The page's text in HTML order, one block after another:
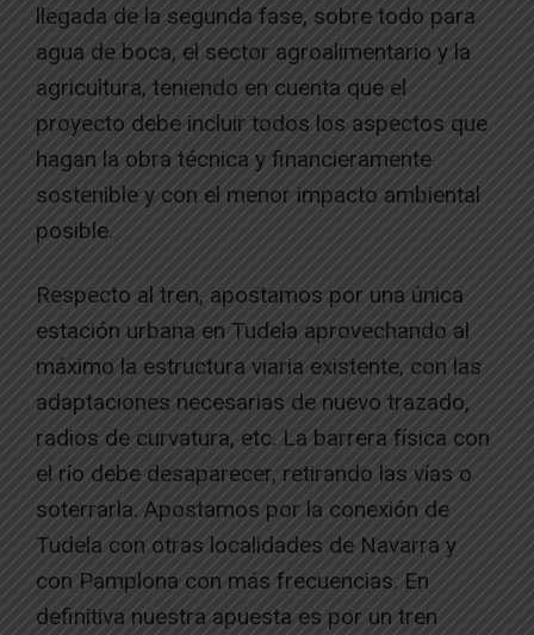
llegada de la segunda fase, sobre todo para
agua de boca, el sector agroalimentario y la
agricultura, teniendo en cuenta que el
proyecto debe incluir todos los aspectos que
hagan la obra técnica y financieramente
sostenible y con el menor impacto ambiental
posible.
Respecto al tren, apostamos por una única
estación urbana en Tudela aprovechando al
máximo la estructura viaria existente, con las
adaptaciones necesarias de nuevo trazado,
radios de curvatura, etc. La barrera física con
el río debe desaparecer, retirando las vías o
soterrarla. Apostamos por la conexión de
Tudela con otras localidades de Navarra y
con Pamplona con más frecuencias. En
definitiva nuestra apuesta es por un tren